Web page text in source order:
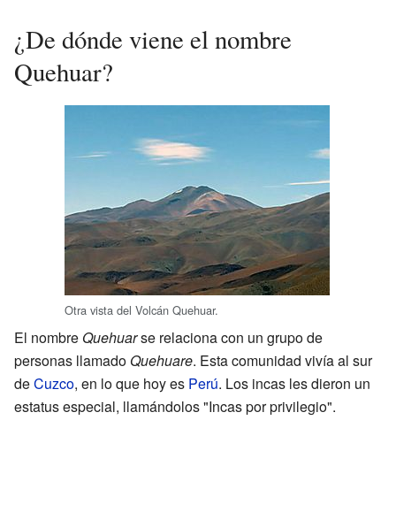
¿De dónde viene el nombre
Quehuar?
Otra vista del Volcán Quehuar.
El nombre Quehuarse relaciona con un grupo de
personas llamado Quehuare. Esta comunidad vivía al sur
deCuzco, en lo que hoy es Perú. Los incas les dieron un
estatus especial, llamándolos "Incas por privilegio".